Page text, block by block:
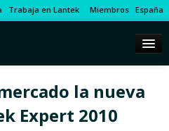
Trabaja en Lantek Miembros España
la nueva
Expert 2010